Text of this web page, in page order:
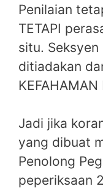
Penilaian
TETAPI
situ. Seksyen
ditiadakan
KEFAHAMAN
Jadi jika
yang dibuat
Penolong
peperiksaan